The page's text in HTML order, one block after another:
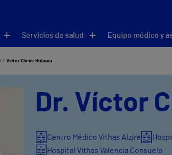
Servicios de salud Equipo médico y
Víctor Chiner Ridaura
Dr. Víctor
Centro Médico Vithas Alzira
Hospital Vithas Valencia Consuelo